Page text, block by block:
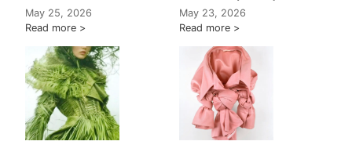
May 25, 2026
Read more
May 23, 2026
Read more